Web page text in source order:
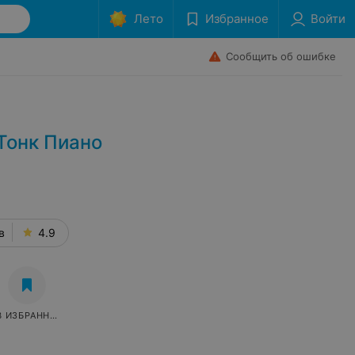
Лето Избранное Войти
Сообщить об ошибке
Пиано
4.9
ИЗБРАННОЕ